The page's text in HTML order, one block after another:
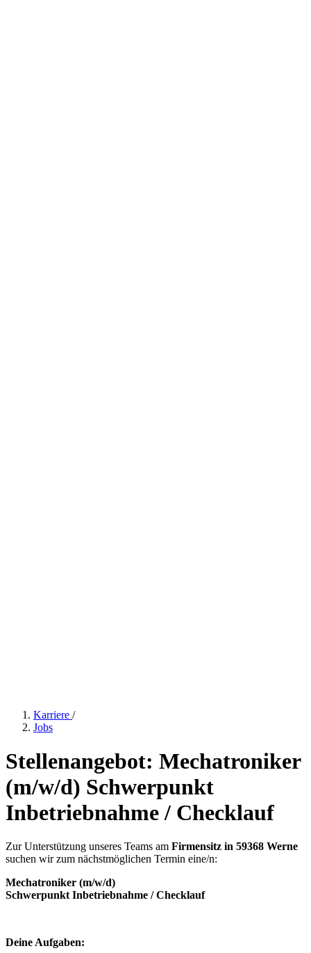
Karriere /
Jobs
Stellenangebot: Mechatroniker
(m/w/d) Schwerpunkt
Inbetriebnahme / Checklauf
Zur Unterstützung unseres Teams am Firmensitz in 59368 Werne
suchen wir zum nächstmöglichen Termin eine/n:
Mechatroniker (m/w/d)
Schwerpunkt Inbetriebnahme / Checklauf
Deine Aufgaben: